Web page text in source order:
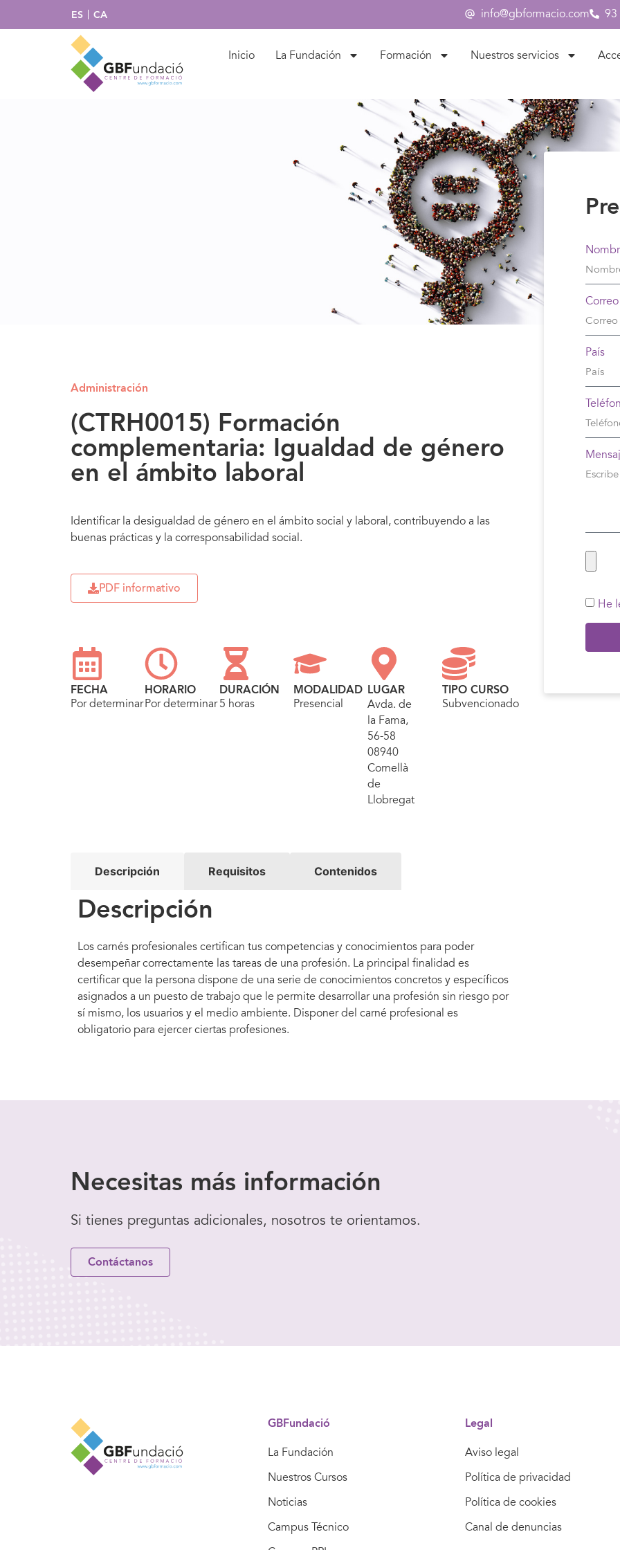
ES CA info@gbformacio.com 93
Inicio La Fundación Formación Nuestros servicios
Administración
(CTRH0015) Formación
complementaria: Igualdad de género
en el ámbito laboral
Identificar la desigualdad de género en el ámbito social y laboral, contribuyendo a las
buenas prácticas y la corresponsabilidad social.
PDF informativo
FECHA
Por determinar
HORARIO
Por determinar
DURACIÓN
5 horas
MODALIDAD
Presencial
LUGAR
Avda. de
la Fama,
56-58
08940
Cornellà
de
Llobregat
TIPO CURSO
Subvencionado
Descripción Requisitos Contenidos
Descripción
Los carnés profesionales certifican tus competencias y conocimientos para poder
desempeñar correctamente las tareas de una profesión. La principal finalidad es
certificar que la persona dispone de una serie de conocimientos concretos y específicos
asignados a un puesto de trabajo que le permite desarrollar una profesión sin riesgo por
sí mismo, los usuarios y el medio ambiente. Disponer del carné profesional es
obligatorio para ejercer ciertas profesiones.
País
He
Necesitas más información
Si tienes preguntas adicionales, nosotros te orientamos.
Contáctanos
GBFundació
La Fundación
Nuestros Cursos
Noticias
Campus Técnico
Legal
Aviso legal
Política de privacidad
Política de cookies
Canal de denuncias